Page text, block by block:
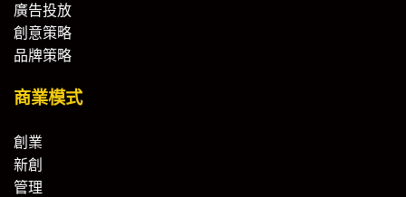
廣告投放
創意策略
品牌策略
商業模式
創業
新創
管理